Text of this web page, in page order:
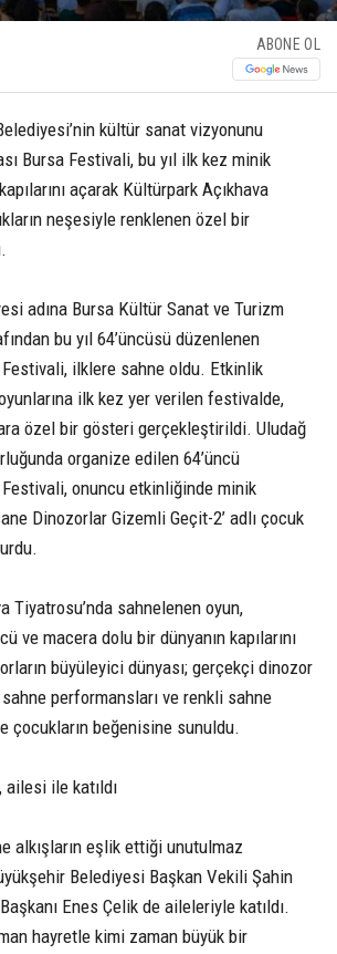
ABONE OL
kültür sanat vizyonunu
Bursa Festivali, bu yıl ilk kez minik
açarak Kültürpark Açıkhava
neşesiyle renklenen özel bir
adına Bursa Kültür Sanat ve Turizm
bu yıl 64’üncüsü düzenlenen
Festivali, ilklere sahne oldu. Etkinlik
ilk kez yer verilen festivalde,
özel bir gösteri gerçekleştirildi. Uludağ
organize edilen 64’üncü
onuncu etkinliğinde minik
Dinozorlar Gizemli Geçit-2’ adlı çocuk
Tiyatrosu’nda sahnelenen oyun,
ve macera dolu bir dünyanın kapılarını
büyüleyici dünyası; gerçekçi dinozor
performansları ve renkli sahne
çocukların beğenisine sunuldu.
ile katıldı
alkışların eşlik ettiği unutulmaz
Belediyesi Başkan Vekili Şahin
Enes Çelik de aileleriyle katıldı.
hayretle kimi zaman büyük bir